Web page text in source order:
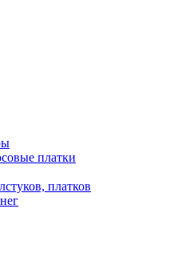
платки
платков